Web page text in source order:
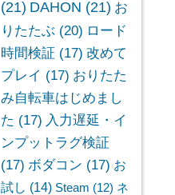
(21) DAHON (21) お
りたたぶ (20) ロード
時間検証 (17) 改めて
プレイ (17) おりたた
み自転車はじめまし
た (17) 入力遅延・イ
ンプットラグ検証
(17) ボダコン (17) お
試し (14) Steam (12) ネ